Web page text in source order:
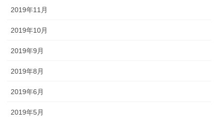
2019年11月
2019年10月
2019年9月
2019年8月
2019年6月
2019年5月